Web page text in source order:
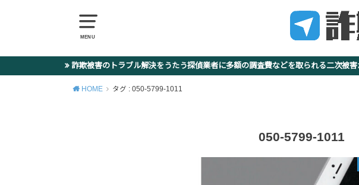
MENU
詐欺被害のトラブル解決をうたう探偵業者に多額の調査費などを取られる二
HOME タグ : 050-5799-1011
050-5799-1011